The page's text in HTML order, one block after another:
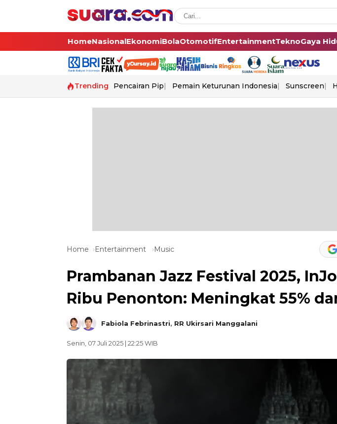
HomeNasionalEkonomiBolaOtomotifEntertainmentTeknoGaya
Trending Pencairan Pip Pemain Keturunan Indonesia Sunscreen
Home Entertainment Music
Prambanan Jazz Festival 2025,
Ribu Penonton: Meningkat 55%
Fabiola Febrinastri, RR Ukirsari Manggalani
Senin, 07 Juli 2025 | 22:25 WIB